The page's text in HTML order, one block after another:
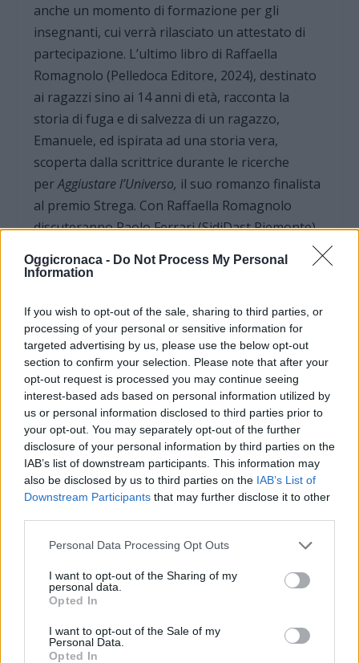
Oggicronaca - Do Not Process My Personal
Information
If you wish to opt-out of the sale, sharing to third parties, or
processing of your personal or sensitive information for
targeted advertising by us, please use the below opt-out
section to confirm your selection. Please note that after your
opt-out request is processed you may continue seeing
interest-based ads based on personal information utilized by
us or personal information disclosed to third parties prior to
your opt-out. You may separately opt-out of the further
disclosure of your personal information by third parties on the
IAB’s list of downstream participants. This information may
also be disclosed by us to third parties on the IAB’s List of
Downstream Participants that may further disclose it to other
Personal Data Processing Opt Outs
I want to opt-out of the Sharing of my
personal data.
Opted In
I want to opt-out of the Sale of my
Personal Data.
Opted In
anche un momento di formazione per gli
insegnanti, cui verrà rilasciato un attestato di
partecipazione. L’ultimo libro di Raffaella
Romagnolo (Pelledoca Editore, 2024), destinato
ai ragazzi sino ai 14 anni di età, racconta la
storia di fuga e di salvezza di un ragazzo,
Emanuele, ed ispirata ad una storia vera,
scoperta dalla scrittrice durante le ricerche
perAggiustare l’Universo, il suo romanzo finalista
al premio Strega. Con Raffaella Romagnolo
discuteranno Paolo Ferrari (SidiDast Piemonte),
Lombardi (ITIS “Ciampini – Boccardo”, Novi
collaborazione tra Isral e Biblioteca Civica
“F.Calvo”.
DOWNLOAD QR 🠋
Condividi:
Stampa